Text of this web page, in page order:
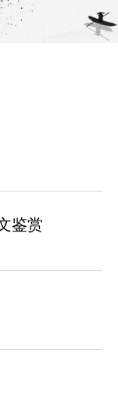
鉴赏